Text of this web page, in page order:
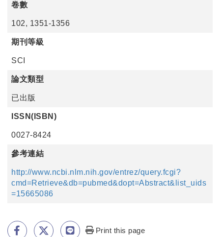
卷數
102, 1351-1356
期刊等級
SCI
論文類型
已出版
ISSN(ISBN)
0027-8424
參考連結
http://www.ncbi.nlm.nih.gov/entrez/query.fcgi?
cmd=Retrieve&db=pubmed&dopt=Abstract&list_uids
=15665086
Print this page